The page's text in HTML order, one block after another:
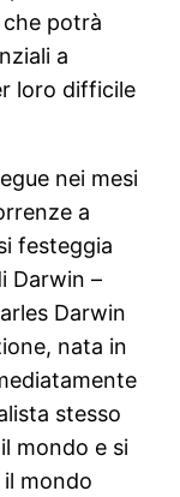
potrà
a
loro difficile
nei mesi
a
festeggia
Darwin –
Darwin
nata in
stesso
mondo e si
mondo